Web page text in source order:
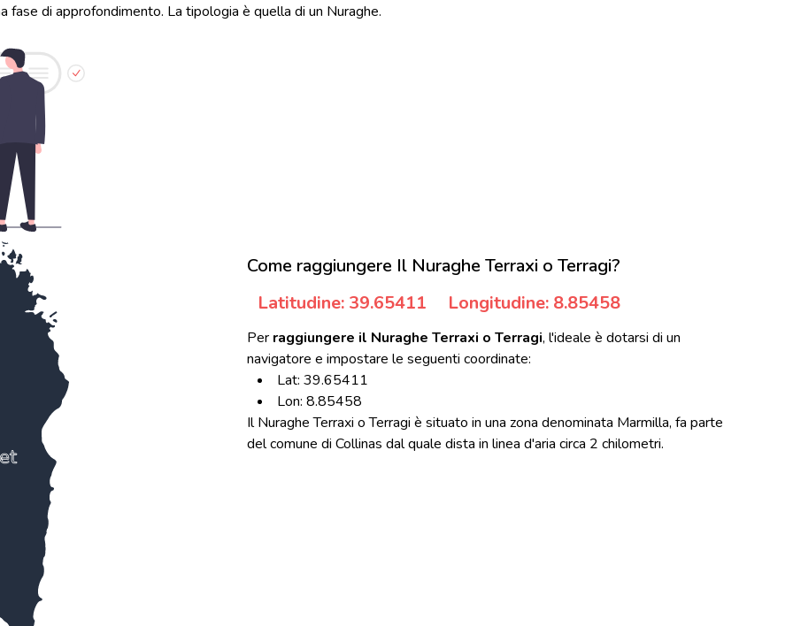
fase di approfondimento. La tipologia è quella di un Nuraghe.
Come raggiungere Il Nuraghe Terraxi o Terragi?
Latitudine: 39.65411
Longitudine: 8.85458
Per raggiungere il Nuraghe Terraxi o Terragi, l'ideale è dotarsi di un
navigatore e impostare le seguenti coordinate:
Lat: 39.65411
Lon: 8.85458
Il Nuraghe Terraxi o Terragi è situato in una zona denominata Marmilla, fa parte
del comune di Collinas dal quale dista in linea d'aria circa 2 chilometri.